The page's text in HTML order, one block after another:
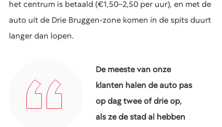
het centrum is betaald (€1,50–2,50 per uur), en met de
auto uit de Drie Bruggen-zone komen in de spits duurt
langer dan lopen.
De meeste van onze
klanten halen de auto pas
op dag twee of drie op,
als ze de stad al hebben